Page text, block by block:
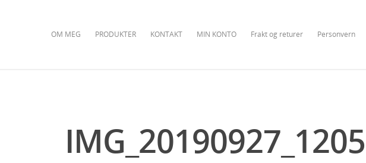
OM MEG PRODUKTER KONTAKT MIN KONTO Frakt og returer Personvern